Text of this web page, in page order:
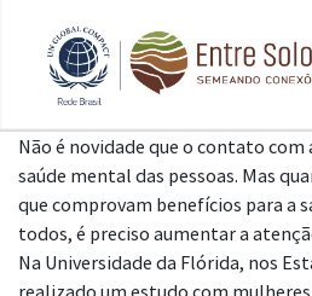
Não é novidade que o contato com
saúde mental das pessoas. Mas
que comprovam benefícios para a
todos, é preciso aumentar a
Na Universidade da Flórida, nos